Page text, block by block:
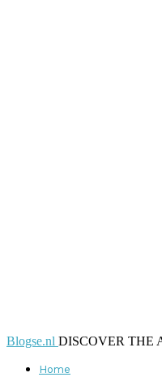
Blogse.nl DISCOVER THE
Home